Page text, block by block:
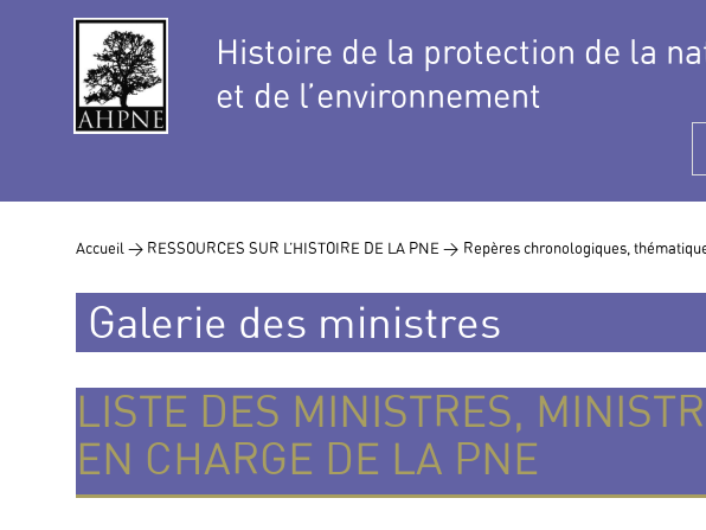
Histoire de la protection de la
et de l’environnement
Accueil > RESSOURCES SUR L’HISTOIRE DE LA PNE > Repères chronologiques,
Galerie des ministres
LISTE DES MINISTRES,
EN CHARGE DE LA PNE